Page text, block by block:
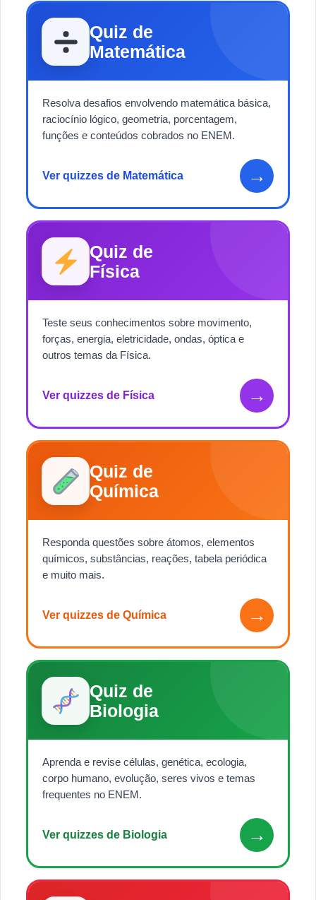
Quiz de
Matemática
Resolva desafios envolvendo matemática básica,
raciocínio lógico, geometria, porcentagem,
funções e conteúdos cobrados no ENEM.
Ver quizzes de Matemática →
Quiz de
Física
Teste seus conhecimentos sobre movimento,
forças, energia, eletricidade, ondas, óptica e
outros temas da Física.
Ver quizzes de Física →
Quiz de
Química
Responda questões sobre átomos, elementos
químicos, substâncias, reações, tabela periódica
e muito mais.
Ver quizzes de Química →
Quiz de
Biologia
Aprenda e revise células, genética, ecologia,
corpo humano, evolução, seres vivos e temas
frequentes no ENEM.
Ver quizzes de Biologia →